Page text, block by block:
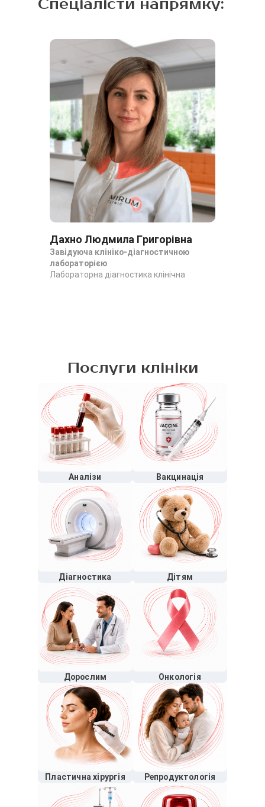
Спеціалісти напрямку:
Дахно Людмила Григорівна
Завідуюча клініко-діагностичною
лабораторією
Лабораторна діагностика клінічна
Послуги клініки
Аналізи Вакцинація
Діагностика Дітям
Дорослим Онкологія
Пластична хірургія Репродуктологія